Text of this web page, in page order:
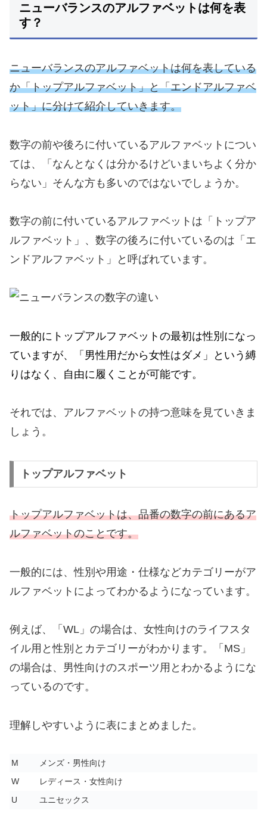
ニューバランスのアルファベットは何を表
す？
ニューバランスのアルファベットは何を表している
か「トップアルファベット」と「エンドアルファベ
ット」に分けて紹介していきます。
数字の前や後ろに付いているアルファベットについ
ては、「なんとなくは分かるけどいまいちよく分か
らない」そんな方も多いのではないでしょうか。
数字の前に付いているアルファベットは「トップア
ルファベット」、数字の後ろに付いているのは「エ
ンドアルファベット」と呼ばれています。
一般的にトップアルファベットの最初は性別になっ
ていますが、「男性用だから女性はダメ」という縛
りはなく、自由に履くことが可能です。
それでは、アルファベットの持つ意味を見ていきま
しょう。
トップアルファベット
トップアルファベットは、品番の数字の前にあるア
ルファベットのことです。
一般的には、性別や用途・仕様などカテゴリーがア
ルファベットによってわかるようになっています。
例えば、「WL」の場合は、女性向けのライフスタ
イル用と性別とカテゴリーがわかります。
「MS」
の場合は、男性向けのスポーツ用とわかるようにな
っているのです。
理解しやすいように表にまとめました。
M
メンズ・男性向け
W
レディース・女性向け
U
ユニセックス